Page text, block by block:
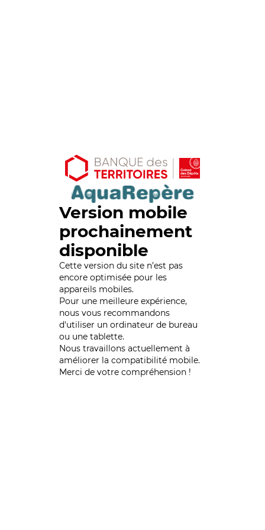
Version mobile
prochainement
disponible
Cette version du site n’est pas
encore optimisée pour les
appareils mobiles.
Pour une meilleure expérience,
nous vous recommandons
d'utiliser un ordinateur de bureau
ou une tablette.
Nous travaillons actuellement à
améliorer la compatibilité mobile.
Merci de votre compréhension !